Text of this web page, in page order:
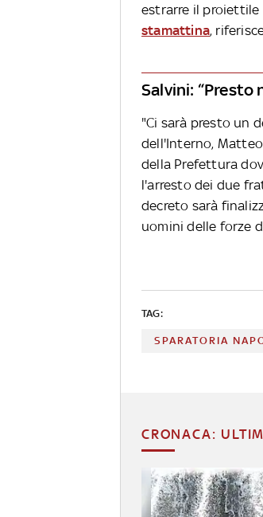
estrarre il proiettile
stamattina,
Salvini: “Presto
"Ci sarà presto un
dell'Interno,
della Prefettura
l'arresto dei due
decreto sarà
uomini delle forze
TAG:
SPARATORIA
CRONACA: